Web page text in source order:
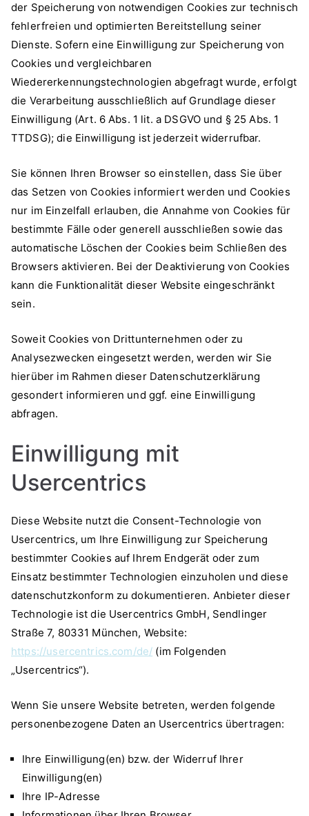
der Speicherung von notwendigen Cookies zur technisch
fehlerfreien und optimierten Bereitstellung seiner
Dienste. Sofern eine Einwilligung zur Speicherung von
Cookies und vergleichbaren
Wiedererkennungstechnologien abgefragt wurde, erfolgt
die Verarbeitung ausschließlich auf Grundlage dieser
Einwilligung (Art. 6 Abs. 1 lit. a DSGVO und § 25 Abs. 1
TTDSG); die Einwilligung ist jederzeit widerrufbar.
Sie können Ihren Browser so einstellen, dass Sie über
das Setzen von Cookies informiert werden und Cookies
nur im Einzelfall erlauben, die Annahme von Cookies für
bestimmte Fälle oder generell ausschließen sowie das
automatische Löschen der Cookies beim Schließen des
Browsers aktivieren. Bei der Deaktivierung von Cookies
kann die Funktionalität dieser Website eingeschränkt
sein.
Soweit Cookies von Drittunternehmen oder zu
Analysezwecken eingesetzt werden, werden wir Sie
hierüber im Rahmen dieser Datenschutzerklärung
gesondert informieren und ggf. eine Einwilligung
abfragen.
Einwilligung mit
Usercentrics
Diese Website nutzt die Consent-Technologie von
Usercentrics, um Ihre Einwilligung zur Speicherung
bestimmter Cookies auf Ihrem Endgerät oder zum
Einsatz bestimmter Technologien einzuholen und diese
datenschutzkonform zu dokumentieren. Anbieter dieser
Technologie ist die Usercentrics GmbH, Sendlinger
Straße 7, 80331 München, Website:
https://usercentrics.com/de/ (im Folgenden
„Usercentrics“).
Wenn Sie unsere Website betreten, werden folgende
personenbezogene Daten an Usercentrics übertragen:
Ihre Einwilligung(en) bzw. der Widerruf Ihrer
Einwilligung(en)
Ihre IP-Adresse